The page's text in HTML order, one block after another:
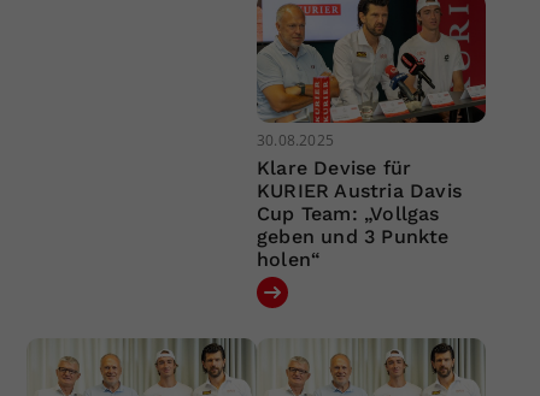
30.08.2025
Klare Devise für
KURIER Austria Davis
Cup Team: „Vollgas
geben und 3 Punkte
holen“